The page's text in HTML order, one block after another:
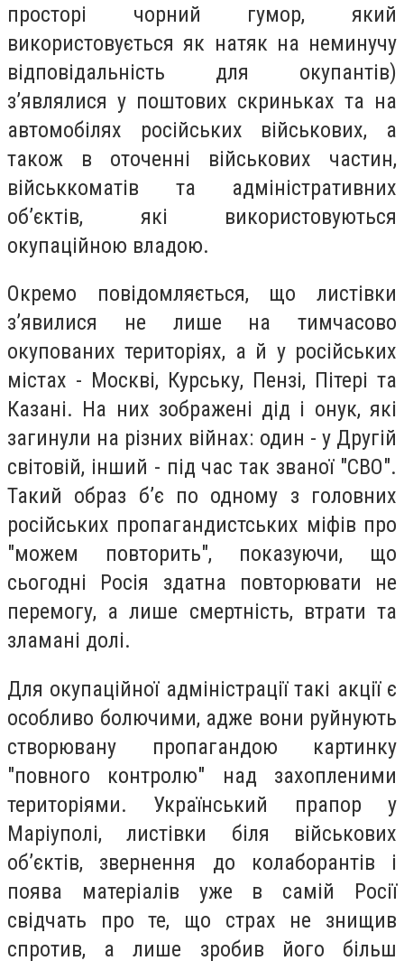
просторі чорний гумор, який
використовується як натяк на неминучу
відповідальність для окупантів)
з’являлися у поштових скриньках та на
автомобілях російських військових, а
також в оточенні військових частин,
військкоматів та адміністративних
об’єктів, які використовуються
окупаційною владою.
Окремо повідомляється, що листівки
з’явилися не лише на тимчасово
окупованих територіях, а й у російських
містах - Москві, Курську, Пензі, Пітері та
Казані. На них зображені дід і онук, які
загинули на різних війнах: один - у Другій
світовій, інший - під час так званої "СВО".
Такий образ б’є по одному з головних
російських пропагандистських міфів про
"можем повторить", показуючи, що
сьогодні Росія здатна повторювати не
перемогу, а лише смертність, втрати та
зламані долі.
Для окупаційної адміністрації такі акції є
особливо болючими, адже вони руйнують
створювану пропагандою картинку
"повного контролю" над захопленими
територіями. Український прапор у
Маріуполі, листівки біля військових
об’єктів, звернення до колаборантів і
поява матеріалів уже в самій Росії
свідчать про те, що страх не знищив
спротив, а лише зробив його більш